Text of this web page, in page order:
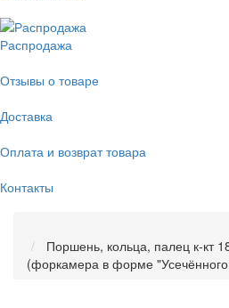
Распродажа
Отзывы о товаре
Доставка
Оплата и возврат товара
Контакты
Поршень, кольца, палец к-кт
(форкамера в форме "Усечённого